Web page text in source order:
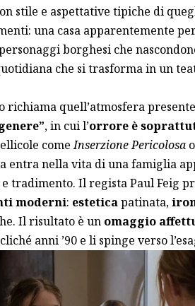
stile e aspettative tipiche di
una casa apparentemente
borghesi che
che si trasforma in un
richiama quell’atmosfera
, in cui l’orrore è
comeInserzione Pericolosa
entra nella vita di una famiglia
tradimento. Il regista Paul Feig
moderni: esteticapatinata,
Il risultato è un omaggio
anni ’90 e li spinge verso